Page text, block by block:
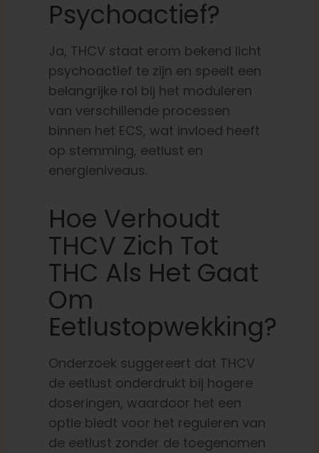
Psychoactief?
Ja, THCV staat erom bekend licht
psychoactief te zijn en speelt een
belangrijke rol bij het moduleren
van verschillende processen
binnen het ECS, wat invloed heeft
op stemming, eetlust en
energieniveaus.
Hoe Verhoudt
THCV Zich Tot
THC Als Het Gaat
Om
Eetlustopwekking?
Onderzoek suggereert dat THCV
de eetlust onderdrukt bij hogere
doseringen, waardoor het een
optie biedt voor het reguleren van
de eetlust zonder de toegenomen